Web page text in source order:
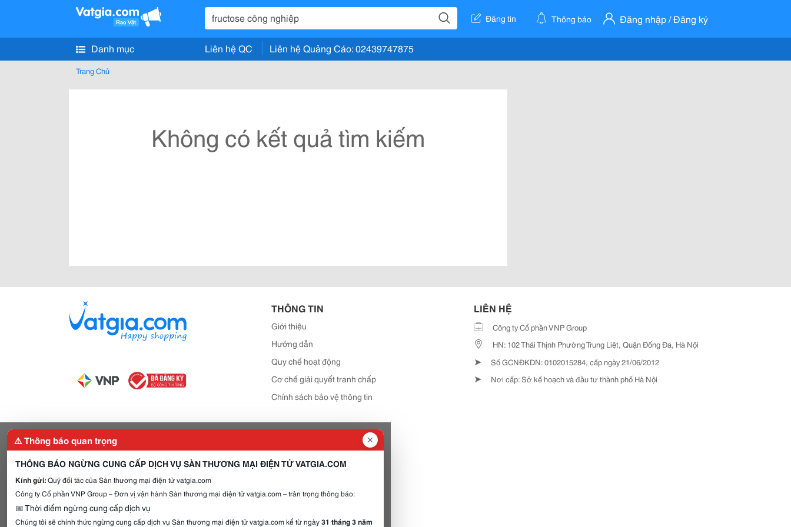
Đăng tin Thông báo Đăng nhập / Đăng ký
Danh mục Liên hệ QC Liên hệ Quảng Cáo: 02439747875
Trang Chủ
Không có kết quả tìm kiếm
THÔNG TIN
Giới thiệu
Hướng dẫn
Quy chế hoạt động
Cơ chế giải quyết tranh chấp
Chính sách bảo vệ thông tin
LIÊN HỆ
Công ty Cổ phần VNP Group
HN: 102 Thái Thịnh Phường Trung Liệt, Quận Đống Đa, Hà Nội
➤ Số GCNĐKDN: 0102015284, cấp ngày 21/06/2012
➤ Nơi cấp: Sở kế hoạch và đầu tư thành phố Hà Nội
⚠️ Thông báo quan trọng
THÔNG BÁO NGỪNG CUNG CẤP DỊCH VỤ SÀN THƯƠNG MẠI ĐIỆN TỬ VATGIA.COM
Kính gửi:Quý đối tác của Sàn thương mại điện tử vatgia.com
Công ty Cổ phần VNP Group – Đơn vị vận hành Sàn thương mại điện tử vatgia.com – trân trọng thông báo:
📅 Thời điểm ngừng cung cấp dịch vụ
Chúng tôi sẽ chính thức ngừng cung cấp dịch vụ Sàn thương mại điện tử vatgia.com kể từ ngày31 tháng 3 năm